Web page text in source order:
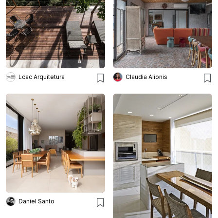
Lcac Arquitetura Claudia Alionis
Daniel Santo